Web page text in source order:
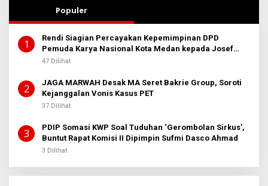
I
A
D
I
N
I
T
Populer
1
Rendi Siagian Percayakan Kepemimpinan DPD
Pemuda Karya Nasional Kota Medan kepada Josef
Sembiring
47 Dilihat
2
JAGA MARWAH Desak MA Seret Bakrie Group, Soroti
Kejanggalan Vonis Kasus PET
37 Dilihat
3
PDIP Somasi KWP Soal Tuduhan ‘Gerombolan Sirkus’,
Buntut Rapat Komisi II Dipimpin Sufmi Dasco Ahmad
3 Dilihat